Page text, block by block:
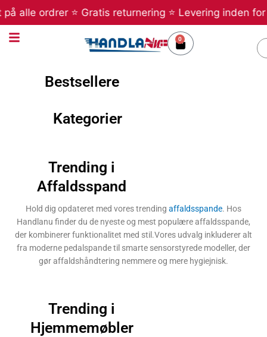
til
indholdet
alle ordrer ⭐ Gratis returnering ⭐ Levering inden for
0
Kurv
Bestsellere
Kategorier
Trending i
Affaldsspand
Hold dig opdateret med vores trending affaldsspande. Hos
Handlanu finder du de nyeste og mest populære affaldsspande,
der kombinerer funktionalitet med stil.Vores udvalg inkluderer alt
fra moderne pedalspande til smarte sensorstyrede modeller, der
gør affaldshåndtering nemmere og mere hygiejnisk.
Trending i
Hjemmemøbler